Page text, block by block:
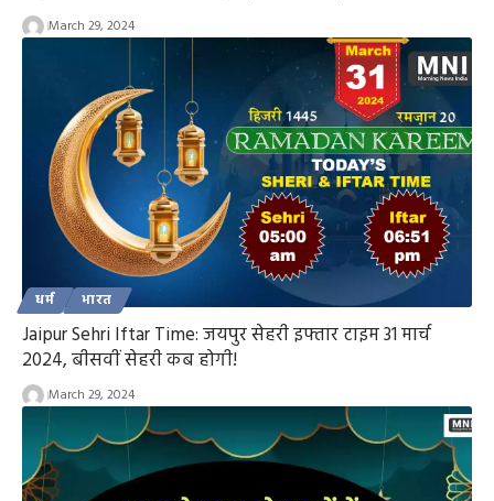
March 29, 2024
धर्म भारत
Jaipur Sehri Iftar Time: जयपुर सेहरी इफ्तार टाइम 31 मार्च
2024, बीसवीं सेहरी कब होगी!
March 29, 2024